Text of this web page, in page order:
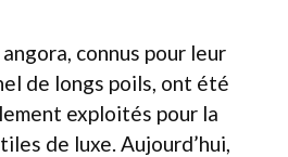
connus pour leur
de longs poils, ont été
exploités pour la
de luxe. Aujourd’hui,